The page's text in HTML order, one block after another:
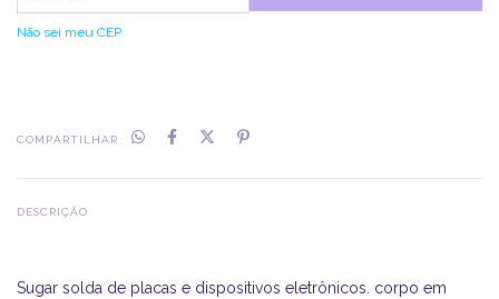
Não sei meu CEP
COMPARTILHAR
DESCRIÇÃO
Sugar solda de placas e dispositivos eletrônicos. corpo em